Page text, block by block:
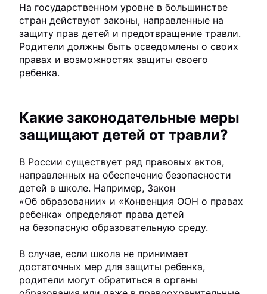
На государственном уровне в большинстве
стран действуют законы, направленные на
защиту прав детей и предотвращение травли.
Родители должны быть осведомлены о своих
правах и возможностях защиты своего
ребенка.
Какие законодательные меры
защищают детей от травли?
В России существует ряд правовых актов,
направленных на обеспечение безопасности
детей в школе. Например, Закон
«Об образовании» и «Конвенция ООН о правах
ребенка» определяют права детей
на безопасную образовательную среду.
В случае, если школа не принимает
достаточных мер для защиты ребенка,
родители могут обратиться в органы